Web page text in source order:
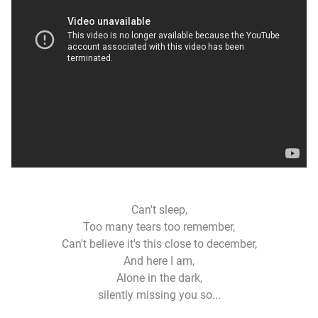
Can't sleep,
Too many tears too remember,
Can't believe it's this close to december,
And here I am,
Alone in the dark,
silently missing you so...